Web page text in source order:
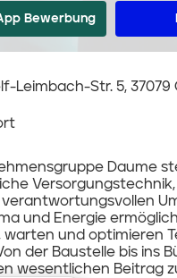
Bewerbung
Leimbach-Str. 5, 37079
Daume
Versorgungstechnik,
und Energie
warten und optimieren
der Baustelle bis ins
wesentlichen Beitrag